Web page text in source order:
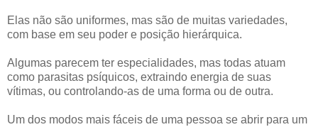
Elas não são uniformes, mas são de muitas variedades,
com base em seu poder e posição hierárquica.
Algumas parecem ter especialidades, mas todas atuam
como parasitas psíquicos, extraindo energia de suas
vítimas, ou controlando-as de uma forma ou de outra.
Um dos modos mais fáceis de uma pessoa se abrir para um